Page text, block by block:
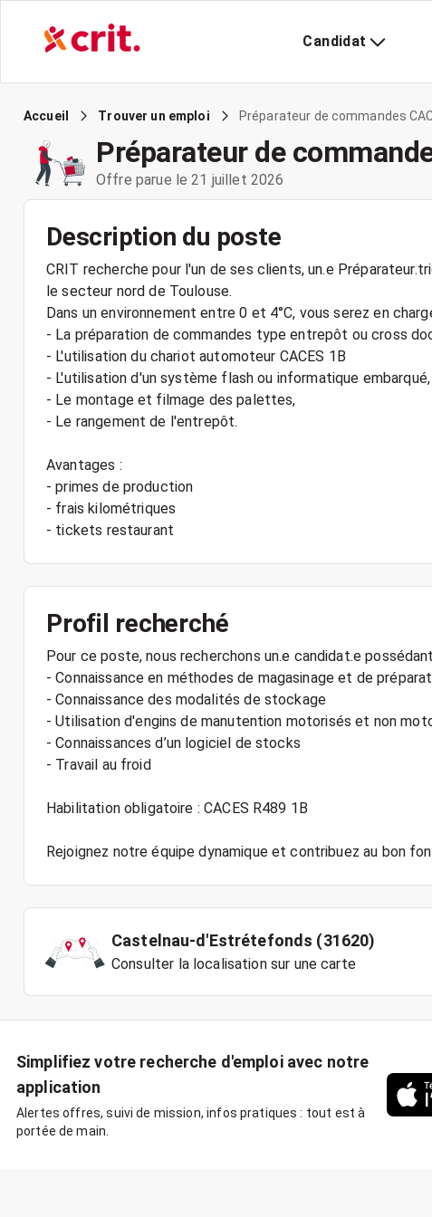
Candidat
Accueil Trouver un emploi Préparateur de commandes
Préparateur de
Offre parue le 21 juillet 2026
Description du poste
CRIT recherche pour l'un de ses clients, un.e
le secteur nord de Toulouse.
Dans un environnement entre 0 et 4°C, vous serez en
- La préparation de commandes type entrepôt ou cross
- L'utilisation du chariot automoteur CACES 1B
- L'utilisation d'un système flash ou informatique embarqué,
- Le montage et filmage des palettes,
- Le rangement de l'entrepôt.
Avantages :
- primes de production
- frais kilométriques
Profil recherché
Pour ce poste, nous recherchons un.e candidat.e
- Connaissance en méthodes de magasinage et de
- Connaissance des modalités de stockage
- Utilisation d'engins de manutention motorisés et non
- Connaissances d’un logiciel de stocks
- Travail au froid
Habilitation obligatoire : CACES R489 1B
Castelnau-d'Estrétefonds (31620)
Consulter la localisation sur une carte
Simplifiez votre recherche d'emploi avec notre
application
Alertes offres, suivi de mission, infos pratiques : tout est à
portée de main.